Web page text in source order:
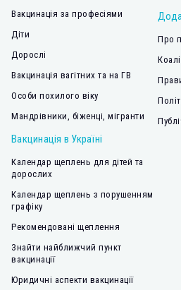
Вакцинація за професіями
Діти
Дорослі
Вакцинація вагітних та на ГВ
Особи похилого віку
Мандрівники, біженці, мігранти
Вакцинація в Україні
Календар щеплень для дітей та
дорослих
Календар щеплень з порушенням
графіку
Рекомендовані щеплення
Знайти найближчий пункт
вакцинації
Юридичні аспекти вакцинації
Про